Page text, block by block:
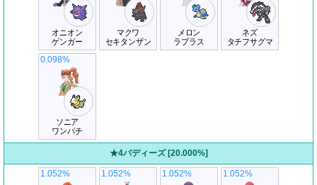
オニオン
ゲンガー
マクワ
セキタンザン
メロン
ラプラス
ネズ
タチフサグマ
ソニア
ワンパチ
0.098%
★4バディーズ [20.000%]
1.052% 1.052% 1.052% 1.052%